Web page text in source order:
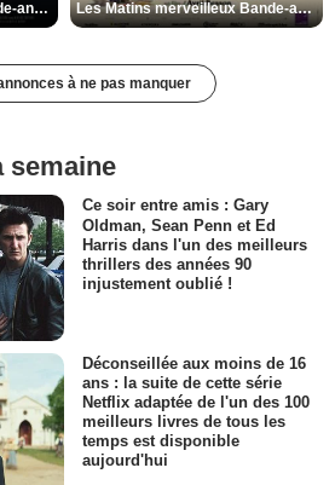
Les Silences de Riyad Bande-annonce VO STFR Les Matins merveilleux Bande-annonce VF
à ne pas manquer
semaine
Ce soir entre amis : Gary
Oldman, Sean Penn et Ed
Harris dans l'un des meilleurs
thrillers des années 90
injustement oublié !
Déconseillée aux moins de 16
ans : la suite de cette série
Netflix adaptée de l'un des 100
meilleurs livres de tous les
temps est disponible
aujourd'hui